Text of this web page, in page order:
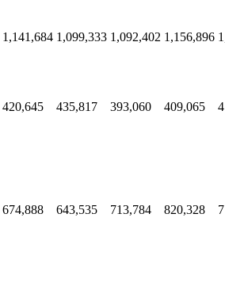
1,141,684 1,099,333 1,092,402 1,156,896
420,645 435,817 393,060 409,065
674,888 643,535 713,784 820,328